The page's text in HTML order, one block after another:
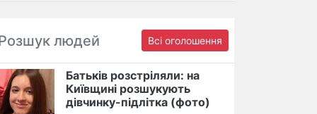
людей Всі оголошення
Батьків розстріляли: на
Київщині розшукують
дівчинку-підлітка (фото)